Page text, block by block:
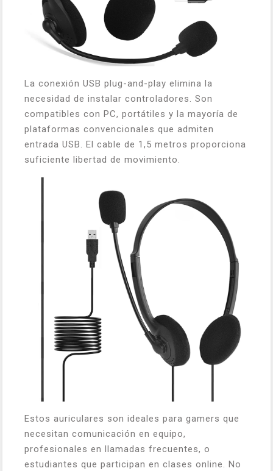
La conexión USB plug-and-play elimina la
necesidad de instalar controladores. Son
compatibles con PC, portátiles y la mayoría de
plataformas convencionales que admiten
entrada USB. El cable de 1,5 metros proporciona
suficiente libertad de movimiento.
Estos auriculares son ideales para gamers que
necesitan comunicación en equipo,
profesionales en llamadas frecuentes, o
estudiantes que participan en clases online. No